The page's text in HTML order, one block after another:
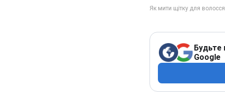
Будьте
Google